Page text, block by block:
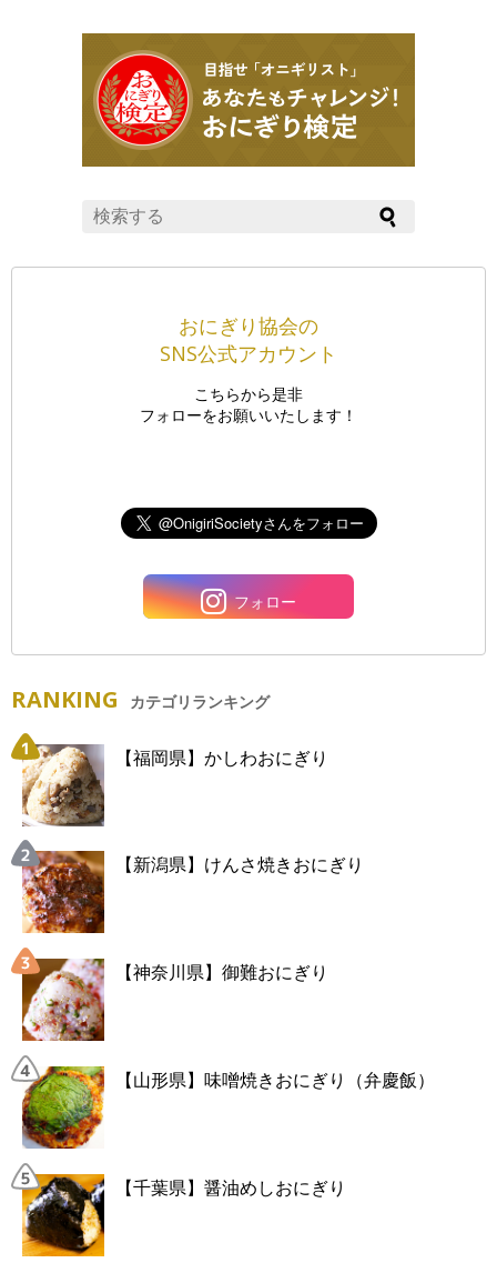
おにぎり協会の
SNS公式アカウント
こちらから是非
フォローをお願いいたします！
フォロー
RANKING カテゴリランキング
【福岡県】かしわおにぎり
【新潟県】けんさ焼きおにぎり
【神奈川県】御難おにぎり
【山形県】味噌焼きおにぎり（弁慶飯）
【千葉県】醤油めしおにぎり